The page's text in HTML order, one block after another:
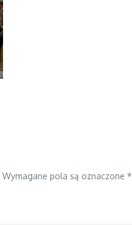
Wymagane pola są oznaczone *